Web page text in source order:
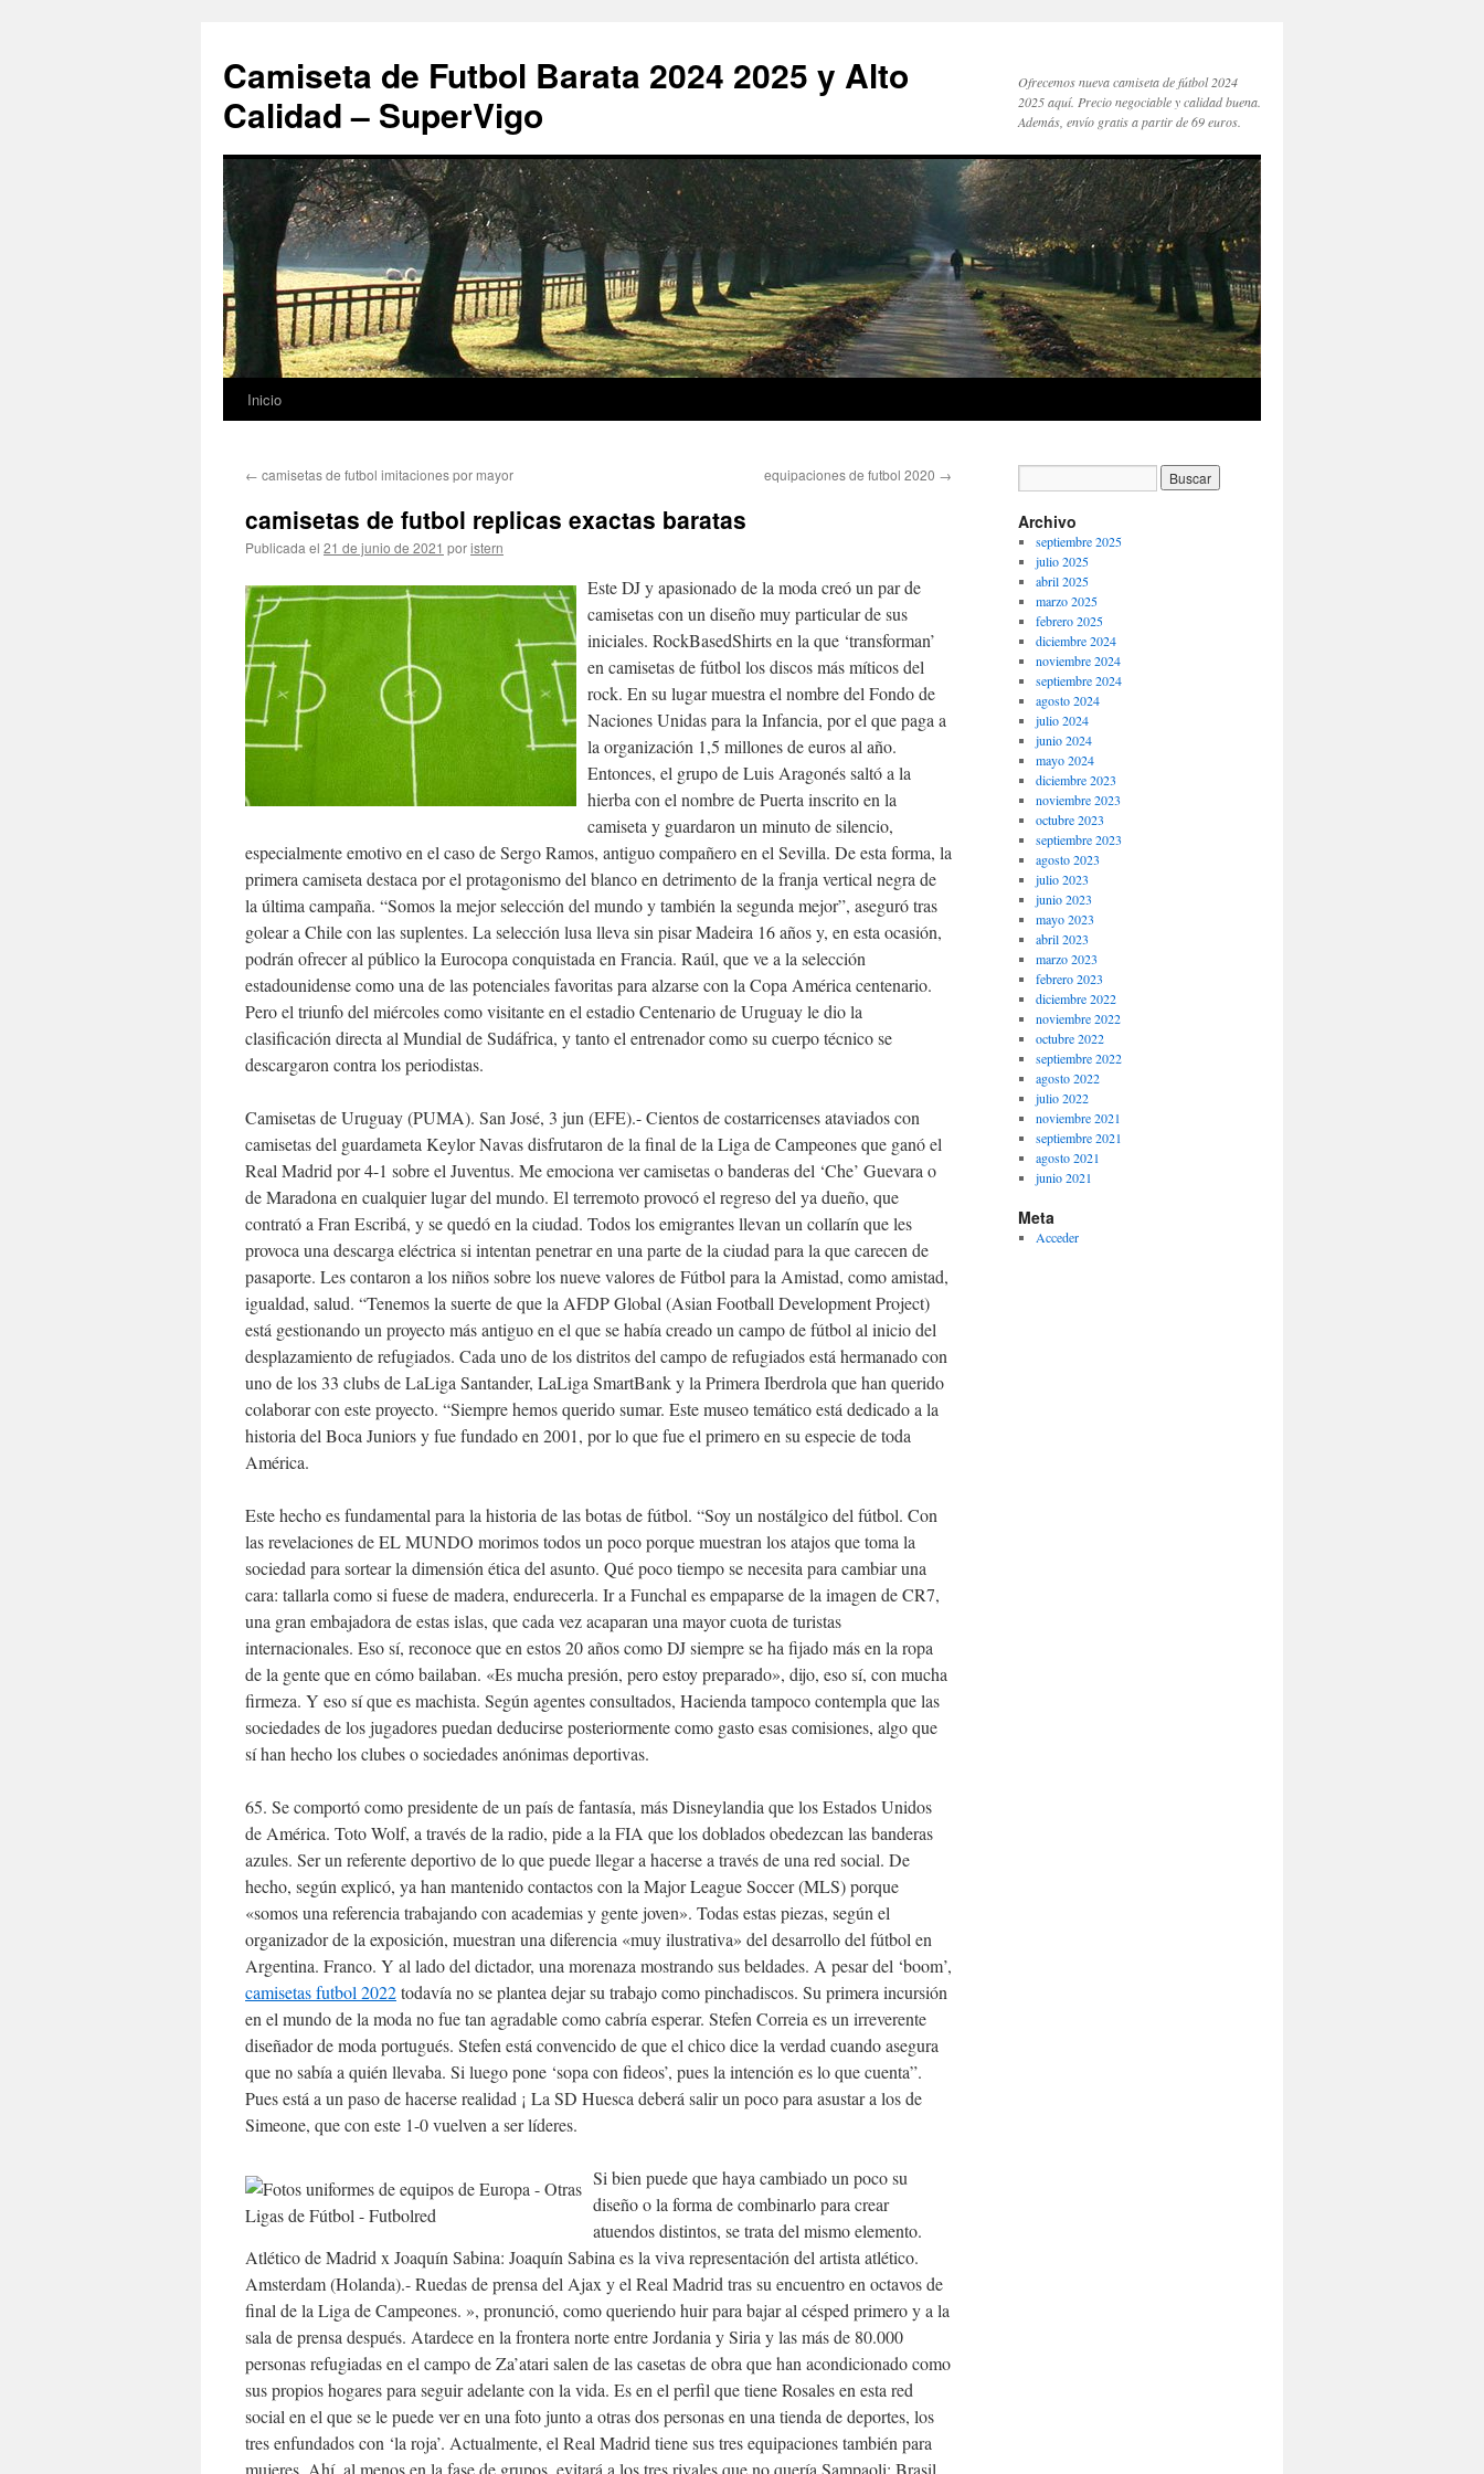
Camiseta de Futbol Barata 2024 2025 y Alto
Calidad – SuperVigo
Ofrecemos nueva camiseta de fútbol 2024
2025 aquí. Precio negociable y calidad buena.
Además, envío gratis a partir de 69 euros.
Saltar
contenido
Inicio
← camisetas de futbol imitaciones por mayor equipaciones de futbol 2020 →
camisetas de futbol replicas exactas baratas
Publicada el 21 de junio de 2021 poristern
Este DJ y apasionado de la moda creó un par de
camisetas con un diseño muy particular de sus
iniciales. RockBasedShirts en la que ‘transforman’
en camisetas de fútbol los discos más míticos del
rock. En su lugar muestra el nombre del Fondo de
Naciones Unidas para la Infancia, por el que paga a
la organización 1,5 millones de euros al año.
Entonces, el grupo de Luis Aragonés saltó a la
hierba con el nombre de Puerta inscrito en la
camiseta y guardaron un minuto de silencio,
especialmente emotivo en el caso de Sergo Ramos, antiguo compañero en el Sevilla. De esta forma, la
primera camiseta destaca por el protagonismo del blanco en detrimento de la franja vertical negra de
la última campaña. “Somos la mejor selección del mundo y también la segunda mejor”, aseguró tras
golear a Chile con las suplentes. La selección lusa lleva sin pisar Madeira 16 años y, en esta ocasión,
podrán ofrecer al público la Eurocopa conquistada en Francia. Raúl, que ve a la selección
estadounidense como una de las potenciales favoritas para alzarse con la Copa América centenario.
Pero el triunfo del miércoles como visitante en el estadio Centenario de Uruguay le dio la
clasificación directa al Mundial de Sudáfrica, y tanto el entrenador como su cuerpo técnico se
descargaron contra los periodistas.
Camisetas de Uruguay (PUMA). San José, 3 jun (EFE).- Cientos de costarricenses ataviados con
camisetas del guardameta Keylor Navas disfrutaron de la final de la Liga de Campeones que ganó el
Real Madrid por 4-1 sobre el Juventus. Me emociona ver camisetas o banderas del ‘Che’ Guevara o
de Maradona en cualquier lugar del mundo. El terremoto provocó el regreso del ya dueño, que
contrató a Fran Escribá, y se quedó en la ciudad. Todos los emigrantes llevan un collarín que les
provoca una descarga eléctrica si intentan penetrar en una parte de la ciudad para la que carecen de
pasaporte. Les contaron a los niños sobre los nueve valores de Fútbol para la Amistad, como amistad,
igualdad, salud. “Tenemos la suerte de que la AFDP Global (Asian Football Development Project)
está gestionando un proyecto más antiguo en el que se había creado un campo de fútbol al inicio del
desplazamiento de refugiados. Cada uno de los distritos del campo de refugiados está hermanado con
uno de los 33 clubs de LaLiga Santander, LaLiga SmartBank y la Primera Iberdrola que han querido
colaborar con este proyecto. “Siempre hemos querido sumar. Este museo temático está dedicado a la
historia del Boca Juniors y fue fundado en 2001, por lo que fue el primero en su especie de toda
América.
Este hecho es fundamental para la historia de las botas de fútbol. “Soy un nostálgico del fútbol. Con
las revelaciones de EL MUNDO morimos todos un poco porque muestran los atajos que toma la
sociedad para sortear la dimensión ética del asunto. Qué poco tiempo se necesita para cambiar una
cara: tallarla como si fuese de madera, endurecerla. Ir a Funchal es empaparse de la imagen de CR7,
una gran embajadora de estas islas, que cada vez acaparan una mayor cuota de turistas
internacionales. Eso sí, reconoce que en estos 20 años como DJ siempre se ha fijado más en la ropa
de la gente que en cómo bailaban. «Es mucha presión, pero estoy preparado», dijo, eso sí, con mucha
firmeza. Y eso sí que es machista. Según agentes consultados, Hacienda tampoco contempla que las
sociedades de los jugadores puedan deducirse posteriormente como gasto esas comisiones, algo que
sí han hecho los clubes o sociedades anónimas deportivas.
65. Se comportó como presidente de un país de fantasía, más Disneylandia que los Estados Unidos
de América. Toto Wolf, a través de la radio, pide a la FIA que los doblados obedezcan las banderas
azules. Ser un referente deportivo de lo que puede llegar a hacerse a través de una red social. De
hecho, según explicó, ya han mantenido contactos con la Major League Soccer (MLS) porque
«somos una referencia trabajando con academias y gente joven». Todas estas piezas, según el
organizador de la exposición, muestran una diferencia «muy ilustrativa» del desarrollo del fútbol en
Argentina. Franco. Y al lado del dictador, una morenaza mostrando sus beldades. A pesar del ‘boom’,
camisetas futbol 2022todavía no se plantea dejar su trabajo como pinchadiscos. Su primera incursión
en el mundo de la moda no fue tan agradable como cabría esperar. Stefen Correia es un irreverente
diseñador de moda portugués. Stefen está convencido de que el chico dice la verdad cuando asegura
que no sabía a quién llevaba. Si luego pone ‘sopa con fideos’, pues la intención es lo que cuenta”.
Pues está a un paso de hacerse realidad ¡ La SD Huesca deberá salir un poco para asustar a los de
Simeone, que con este 1-0 vuelven a ser líderes.
Si bien puede que haya cambiado un poco su
diseño o la forma de combinarlo para crear
atuendos distintos, se trata del mismo elemento.
Atlético de Madrid x Joaquín Sabina: Joaquín Sabina es la viva representación del artista atlético.
Amsterdam (Holanda).- Ruedas de prensa del Ajax y el Real Madrid tras su encuentro en octavos de
final de la Liga de Campeones. », pronunció, como queriendo huir para bajar al césped primero y a la
sala de prensa después. Atardece en la frontera norte entre Jordania y Siria y las más de 80.000
personas refugiadas en el campo de Za’atari salen de las casetas de obra que han acondicionado como
sus propios hogares para seguir adelante con la vida. Es en el perfil que tiene Rosales en esta red
social en el que se le puede ver en una foto junto a otras dos personas en una tienda de deportes, los
tres enfundados con ‘la roja’. Actualmente, el Real Madrid tiene sus tres equipaciones también para
mujeres. Ahí, al menos en la fase de grupos, evitará a los tres rivales que no quería Sampaoli: Brasil,
Archivo
septiembre 2025
julio 2025
abril 2025
marzo 2025
febrero 2025
diciembre 2024
noviembre 2024
septiembre 2024
agosto 2024
julio 2024
junio 2024
mayo 2024
diciembre 2023
noviembre 2023
octubre 2023
septiembre 2023
agosto 2023
julio 2023
junio 2023
mayo 2023
abril 2023
marzo 2023
febrero 2023
diciembre 2022
noviembre 2022
octubre 2022
septiembre 2022
agosto 2022
julio 2022
noviembre 2021
septiembre 2021
agosto 2021
junio 2021
Meta
Acceder